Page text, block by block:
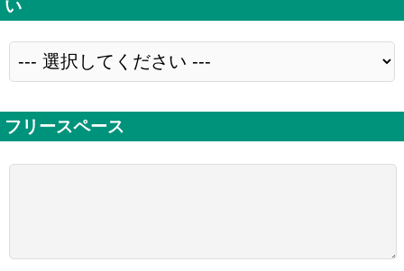
い
フリースペース